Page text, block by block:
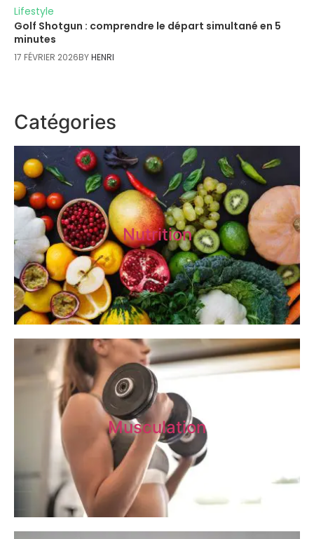
Lifestyle
Golf Shotgun : comprendre le départ simultané en 5
minutes
17 FÉVRIER 2026BYHENRI
Catégories
Nutrition
Musculation